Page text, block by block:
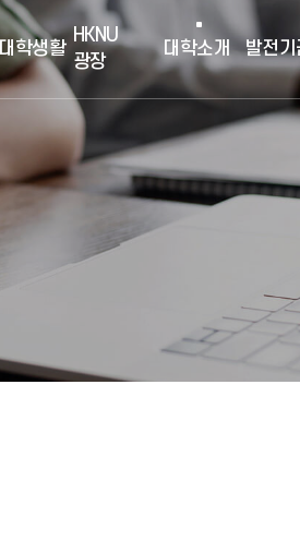
대학생활
HKNU
광장
대학소개 발전기